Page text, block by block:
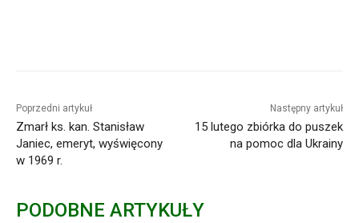
Poprzedni artykuł
Zmarł ks. kan. Stanisław
Janiec, emeryt, wyświęcony
w 1969 r.
Następny artykuł
15 lutego zbiórka do puszek
na pomoc dla Ukrainy
PODOBNE ARTYKUŁY